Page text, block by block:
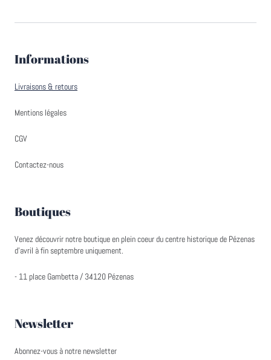
Informations
Livraisons & retours
Mentions légales
CGV
Contactez-nous
Boutiques
Venez découvrir notre boutique en plein coeur du centre historique de Pézenas
d'avril à fin septembre uniquement.
- 11 place Gambetta / 34120 Pézenas
Newsletter
Abonnez-vous à notre newsletter